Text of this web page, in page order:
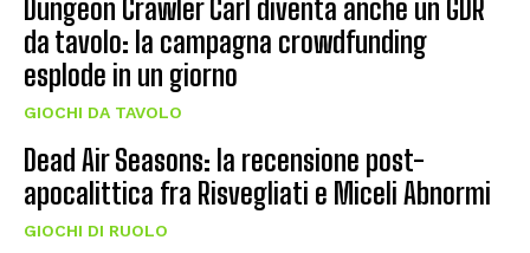
Dungeon Crawler Carl diventa anche un GDR
da tavolo: la campagna crowdfunding
esplode in un giorno
GIOCHI DA TAVOLO
Dead Air Seasons: la recensione post-
apocalittica fra Risvegliati e Miceli Abnormi
GIOCHI DI RUOLO